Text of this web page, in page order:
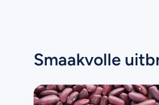
Smaakvolle